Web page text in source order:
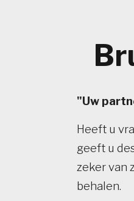
"Uw
Heeft u
geeft u
zeker van
behalen.